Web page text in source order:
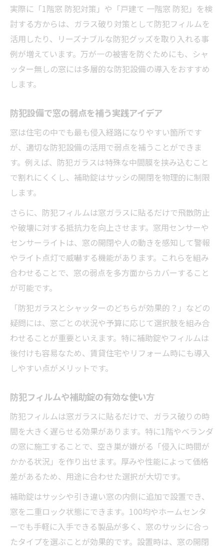
実際に「1階窓 防犯対策」や「戸建て 一階窓 防犯」を検
討する方からは、ガラス破り対策として防犯フィルムを
活用したり、リーズナブルな防犯グッズを取り入れる事
例が増えています。万が一の被害を防ぐためにも、シャ
ッター無しの窓には多層的な防犯設備の導入をおすすめ
します。
防犯設備で窓の弱点を補う実践アイデア
窓は住宅の中でも最も侵入経路になりやすい箇所です
が、適切な防犯設備の活用で弱点を補うことができま
す。例えば、防犯ガラスは特殊な中間膜を挟み込むこと
で割れにくくし、補助錠はサッシの開閉を物理的に制限
します。
さらに、防犯フィルムは窓ガラスに貼るだけで飛散防止
や破壊に対する抵抗力を向上させます。窓用センサーや
センサーライトは、窓の開閉や人の動きを感知して警報
やライト点灯で威嚇する機能があります。これらを組み
合わせることで、窓の弱点を多方面からカバーすること
が可能です。
「防犯ガラスとシャッターのどちらが効果的？」などの
疑問には、窓ごとの状況や予算に応じて選択肢を組み合
わせることが重要といえます。特に補助錠やフィルムは
後付けも容易なため、賃貸住宅やリフォーム時にも導入
しやすい点がメリットです。
防犯フィルムや補助錠の有効な使い方
防犯フィルムは窓ガラスに貼るだけで、ガラス破りの時
間を大きく遅らせる効果があります。特に1階やベランダ
の窓に施工することで、空き巣が嫌がる「侵入に時間が
かかる状況」を作り出せます。厚みや性能によって価格
差があるため、用途に合わせた選択が大切です。
補助錠はサッシや引き違い窓の内側に追加で設置でき、
窓を二重ロック状態にできます。100均やホームセンタ
ーでも手軽に入手できる製品が多く、窓のサッシに合っ
たタイプを選ぶことが効果的です。設置時は、窓の開閉